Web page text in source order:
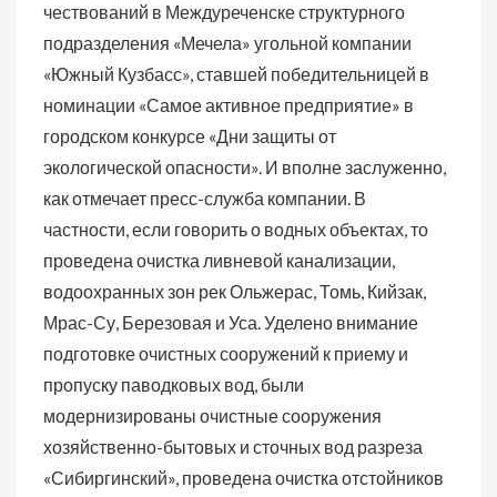
чествований в Междуреченске структурного
подразделения «Мечела» угольной компании
«Южный Кузбасс», ставшей победительницей в
номинации «Самое активное предприятие» в
городском конкурсе «Дни защиты от
экологической опасности». И вполне заслуженно,
как отмечает пресс-служба компании. В
частности, если говорить о водных объектах, то
проведена очистка ливневой канализации,
водоохранных зон рек Ольжерас, Томь, Кийзак,
Мрас-Су, Березовая и Уса. Уделено внимание
подготовке очистных сооружений к приему и
пропуску паводковых вод, были
модернизированы очистные сооружения
хозяйственно-бытовых и сточных вод разреза
«Сибиргинский», проведена очистка отстойников